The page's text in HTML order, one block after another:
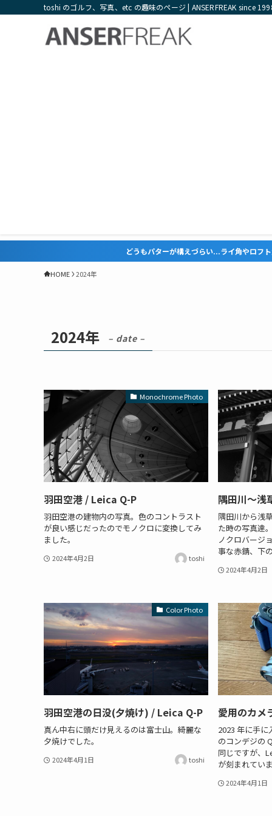
toshi のゴルフ、写真、etc の趣味のページ | ANSERFREAK since
どうもパターが構えづらい...ライ角やロフト角が合っていない
HOME 2024年
2024年 – date –
Monochrome Photo
羽田空港 / Leica Q-P
羽田空港の建物内の写真。色のコントラスト
が良い感じだったのでモノクロに変換してみ
ました。
2024年4月2日 toshi
隅田川～浅
隅田川から浅
た時の写真達
ノクロバージ
事な赤錆、下
2024年4月2日
Color Photo
羽田空港の日没(夕焼け) / Leica Q-P
真ん中右に頭だけ見えるのは富士山。綺麗な
夕焼けでした。
2024年4月1日 toshi
愛用のカメ
2023 年に手
のコンデジの
同じですが、
が刻まれてい
2024年4月1日